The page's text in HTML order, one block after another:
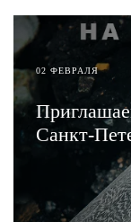
02 ФЕВРАЛЯ
Санкт-